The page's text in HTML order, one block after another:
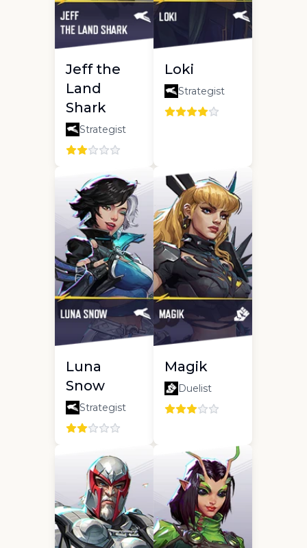
Jeff the
Land
Shark
Strategist
Loki
Strategist
Luna
Snow
Strategist
Magik
Duelist